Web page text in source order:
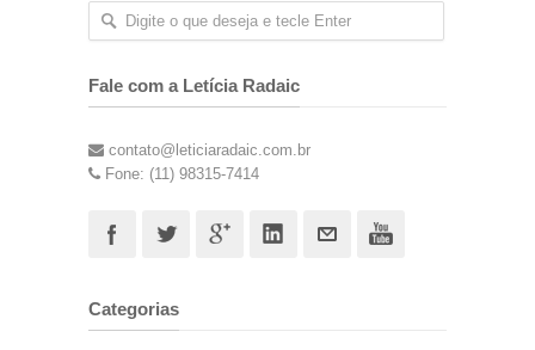
Fale com a Letícia Radaic
contato@leticiaradaic.com.br
Fone: (11) 98315-7414
Categorias